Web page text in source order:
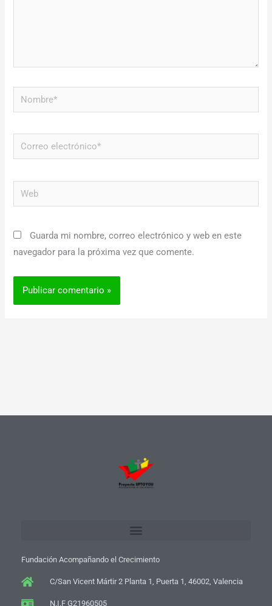
Nombre*
Correo
electrónico*
Web
Guarda mi nombre, correo electrónico y web en este
navegador para la próxima vez que comente.
Fundación Acompañando el Crecimiento
C/San Vicent Mártir 2 Planta 1, Puerta 1, 46002, Valencia
N.I.F G21960505